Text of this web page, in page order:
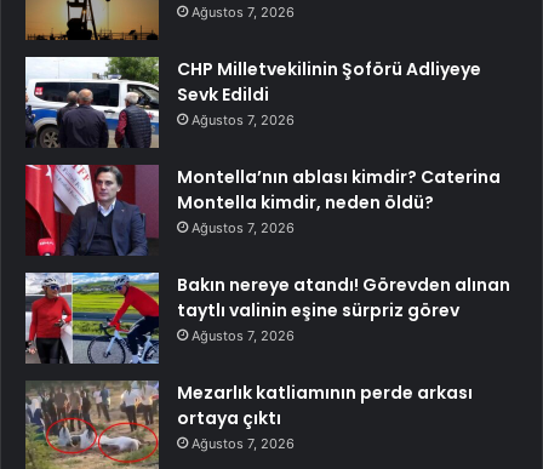
Ağustos 7, 2026
CHP Milletvekilinin Şoförü Adliyeye
Sevk Edildi
Ağustos 7, 2026
Montella’nın ablası kimdir? Caterina
Montella kimdir, neden öldü?
Ağustos 7, 2026
Bakın nereye atandı! Görevden alınan
taytlı valinin eşine sürpriz görev
Ağustos 7, 2026
Mezarlık katliamının perde arkası
ortaya çıktı
Ağustos 7, 2026